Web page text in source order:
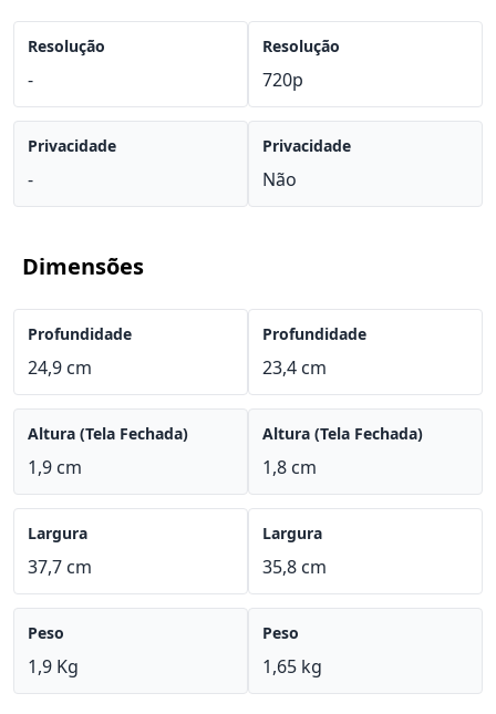
Resolução
-
Privacidade
-
Resolução
720p
Privacidade
Não
Dimensões
Profundidade
24,9 cm
Altura (Tela Fechada)
1,9 cm
Largura
37,7 cm
Peso
1,9 Kg
Profundidade
23,4 cm
Altura (Tela Fechada)
1,8 cm
Largura
35,8 cm
Peso
1,65 kg